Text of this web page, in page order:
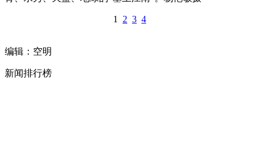
1 2 3 4
编辑：空明
新闻排行榜